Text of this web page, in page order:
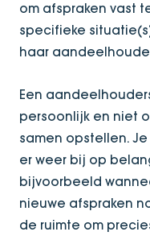
om afspraken vast
specifieke
haar
Een
persoonlijk en niet
samen opstellen.
er weer bij op
bijvoorbeeld
nieuwe afspraken
de ruimte om